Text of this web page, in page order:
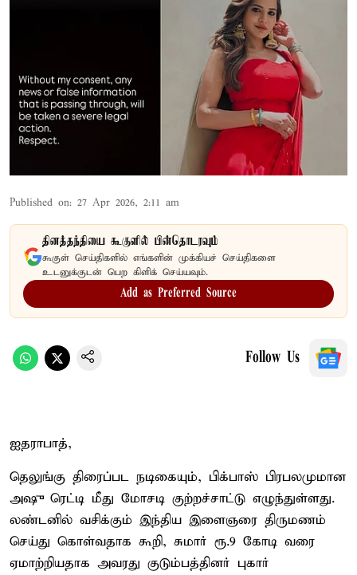
Published on: 27 Apr 2026, 2:11 am
தினத்தந்தியை கூகுளில் பின்தொடரவும்
கூகுள் செய்திகளில் எங்களின் முக்கியச் செய்திகளை
உடனுக்குடன் பெற கிளிக் செய்யவும்.
Add as Preferred Source
Follow Us
ஐதராபாத்,
தெலுங்கு திரைப்பட நடிகையும், பிக்பாஸ் பிரபலமுமான
அஷு ரெட்டி மீது மோசடி குற்றச்சாட்டு எழுந்துள்ளது.
லண்டனில் வசிக்கும் இந்திய இளைஞரை திருமணம்
செய்து கொள்வதாக கூறி, சுமார் ரூ.9 கோடி வரை
ஏமாற்றியதாக அவரது குடும்பத்தினர் புகார்